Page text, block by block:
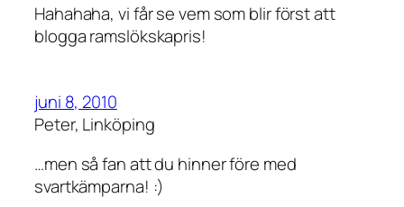
Hahahaha, vi får se vem som blir först att
blogga ramslökskapris!
juni 8, 2010
Peter, Linköping
…men så fan att du hinner före med
svartkämparna! :)